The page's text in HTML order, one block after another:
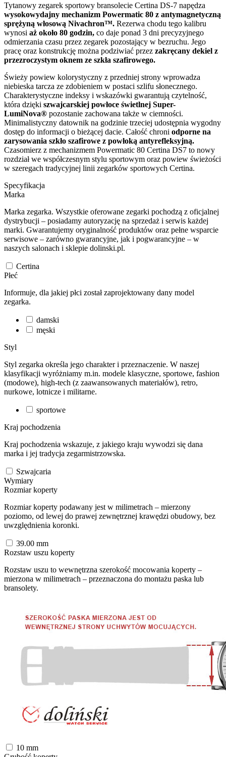
Tytanowy zegarek sportowy bransolecie Certina DS-7 napędza
wysokowydajny mechanizm Powermatic 80 z antymagnetyczną
sprężyną włosową Nivachron™. Rezerwa chodu tego kalibru
wynosi aż około 80 godzin, co daje ponad 3 dni precyzyjnego
odmierzania czasu przez zegarek pozostający w bezruchu. Jego
pracę oraz konstrukcję można podziwiać przez zakręcany dekiel z
przezroczystym oknem ze szkła szafirowego.
Świeży powiew kolorystyczny z przedniej strony wprowadza
niebieska tarcza ze zdobieniem w postaci szlifu słonecznego.
Charakterystyczne indeksy i wskazówki gwarantują czytelność,
która dzięki szwajcarskiej powłoce świetlnej Super-
LumiNova® pozostanie zachowana także w ciemności.
Minimalistyczny datownik na godzinie trzeciej udostępnia wygodny
dostęp do informacji o bieżącej dacie. Całość chroni odporne na
zarysowania szkło szafirowe z powłoką antyrefleksyjną.
Czasomierz z mechanizmem Powermatic 80 Certina DS7 to nowy
rozdział we współczesnym stylu sportowym oraz powiew świeżości
w szeregach tradycyjnej linii zegarków sportowych Certina.
Specyfikacja
Marka
Marka zegarka. Wszystkie oferowane zegarki pochodzą z oficjalnej
dystrybucji – posiadamy autoryzację na sprzedaż i serwis każdej
marki. Gwarantujemy oryginalność produktów oraz pełne wsparcie
serwisowe – zarówno gwarancyjne, jak i pogwarancyjne – w
naszych salonach i sklepie dolinski.pl.
Certina
Płeć
Informuje, dla jakiej płci został zaprojektowany dany model
zegarka.
damski
męski
Styl
Styl zegarka określa jego charakter i przeznaczenie. W naszej
klasyfikacji wyróżniamy m.in. modele klasyczne, sportowe, fashion
(modowe), high-tech (z zaawansowanych materiałów), retro,
nurkowe, lotnicze i militarne.
sportowe
Kraj pochodzenia
Kraj pochodzenia wskazuje, z jakiego kraju wywodzi się dana
marka i jej tradycja zegarmistrzowska.
Szwajcaria
Wymiary
Rozmiar koperty
Rozmiar koperty podawany jest w milimetrach – mierzony
poziomo, od lewej do prawej zewnętrznej krawędzi obudowy, bez
uwzględnienia koronki.
39.00 mm
Rozstaw uszu koperty
Rozstaw uszu to wewnętrzna szerokość mocowania koperty –
mierzona w milimetrach – przeznaczona do montażu paska lub
bransolety.
10 mm